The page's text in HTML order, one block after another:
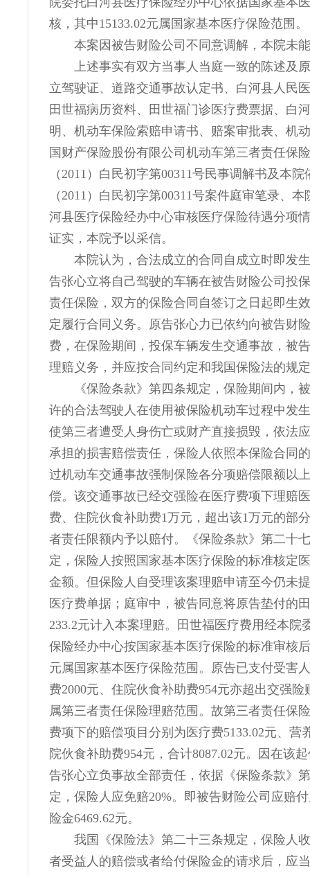
核，其中15133.02元属国家基本医疗保险范围。
本案因被告财险公司不同意调解，本院未
上述事实有双方当事人当庭一致的陈述及
立驾驶证、道路交通事故认定书、白河县人民
田世福病历资料、田世福门诊医疗费票据、白
明、机动车保险索赔申请书、赔案审批表、机
国财产保险股份有限公司机动车第三者责任保
（2011）白民初字第00311号民事调解书及本
（2011）白民初字第00311号案件庭审笔录、
河县医疗保险经办中心审核医疗保险待遇分项
证实，本院予以采信。
本院认为，合法成立的合同自成立时即发
告张心立将自己驾驶的车辆在被告财险公司投
责任保险，双方的保险合同自签订之日起即生
定履行合同义务。原告张心力已依约向被告财
费，在保险期间，投保车辆发生交通事故，被
理赔义务，并应按合同约定和我国保险法的规
《保险条款》第四条规定，保险期间内，
许的合法驾驶人在使用被保险机动车过程中发
使第三者遭受人身伤亡或财产直接损毁，依法
承担的损害赔偿责任，保险人依照本保险合同
过机动车交通事故强制保险各分项赔偿限额以
偿。该交通事故已经交强险在医疗费项下理赔
费、住院伙食补助费1万元，超出该1万元的部
者责任限额内予以赔付。《保险条款》第二十
定，保险人按照国家基本医疗保险的标准核定
金额。但保险人自受理该案理赔申请至今仍未
医疗费单据；庭审中，被告同意将原告垫付的
233.2元计入本案理赔。田世福医疗费用经本院
保险经办中心按国家基本医疗保险的标准审核
元属国家基本医疗保险范围。原告已支付受害
费2000元、住院伙食补助费954元亦超出交强
属第三者责任保险理赔范围。故第三者责任保
费项下的赔偿项目分别为医疗费5133.02元、营
院伙食补助费954元，合计8087.02元。因在该
告张心立负事故全部责任，依据《保险条款》
定，保险人应免赔20%。即被告财险公司应赔
险金6469.62元。
我国《保险法》第二十三条规定，保险人
者受益人的赔偿或者给付保险金的请求后，应